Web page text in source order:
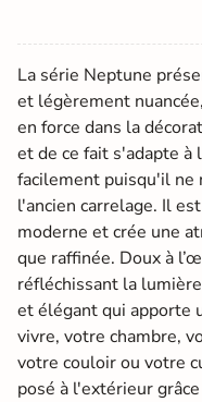
La série Neptune
et légèrement
en force dans la
et de ce fait s'adapte à
facilement puisqu'il ne
l'ancien carrelage. Il
moderne et crée une
que raffinée. Doux à
réfléchissant la
et élégant qui apporte
vivre, votre chambre,
votre couloir ou votre
posé à l'extérieur